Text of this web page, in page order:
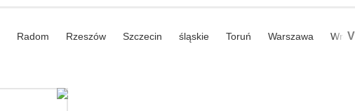
Radom Rzeszów Szczecin śląskie Toruń Warszawa V